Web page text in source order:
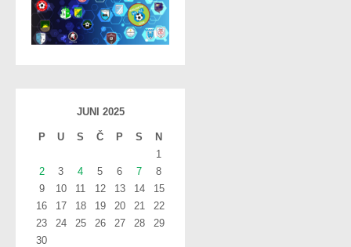
JUNI 2025
P U S Č P S N
1
2
3 4 5 6 7
8
9
10 11 12 13 14
15
16
17 18 19 20 21
22
23
24 25 26 27 28
29
30